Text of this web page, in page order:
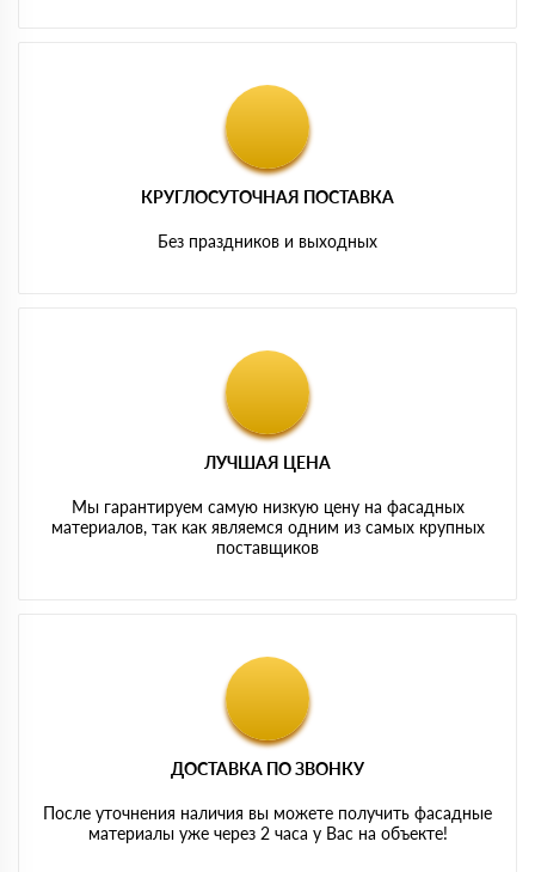
КРУГЛОСУТОЧНАЯ ПОСТАВКА
Без праздников и выходных
ЛУЧШАЯ ЦЕНА
Мы гарантируем самую низкую цену на фасадных
материалов, так как являемся одним из самых крупных
поставщиков
ДОСТАВКА ПО ЗВОНКУ
После уточнения наличия вы можете получить фасадные
материалы уже через 2 часа у Вас на объекте!